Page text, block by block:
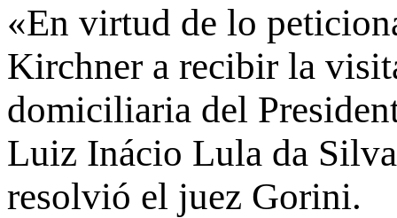
«En virtud de lo
Kirchner a recibir la
domiciliaria del
Luiz Inácio Lula da
resolvió el juez Gorini.